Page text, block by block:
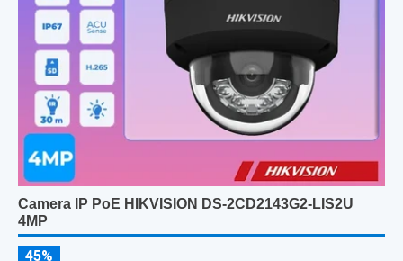
Camera IP PoE HIKVISION DS-2CD2143G2-LIS2U
4MP
45%